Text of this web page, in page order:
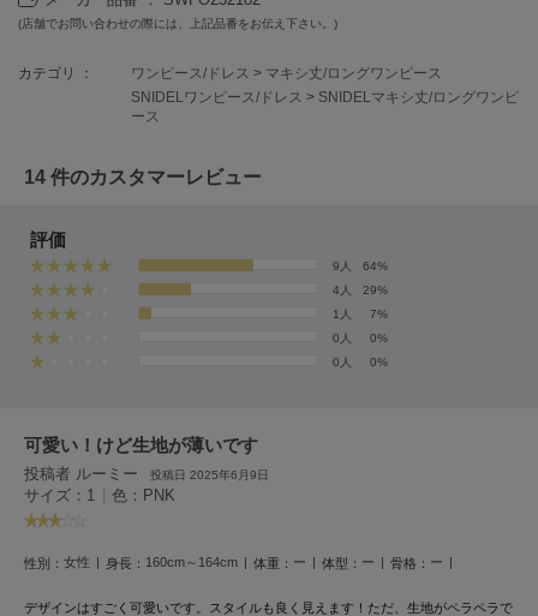
アイ
FRAY I.D
FURFUR
ファーファー
gelato pique
ジェラート ピケ
ジェラート ピケ キャットアンドドッグ
gelato pique Sleep
ジェラート ピケ スリープ
GRAMICCI
(店舗でお問い合わせの際には、上記品番をお伝え下さい。)
カテゴリ ： ワンピース/ドレス > マキシ丈/ロングワンピース
SNIDELワンピース/ドレス > SNIDELマキシ丈/ロングワンピ
ース
14 件のカスタマーレビュー
評価
9人
64%
4人
29%
1人
7%
0人
0%
0人
0%
可愛い！けど生地が薄いです
投稿者 ルーミー 投稿日 2025年6月9日
サイズ：1 | 色：PNK
性別： 女性 身長： 160cm～164cm 体重： ー 体型： ー 骨格： ー
デザインはすごく可愛いです。スタイルも良く見えます！ただ、生地がペラペラで